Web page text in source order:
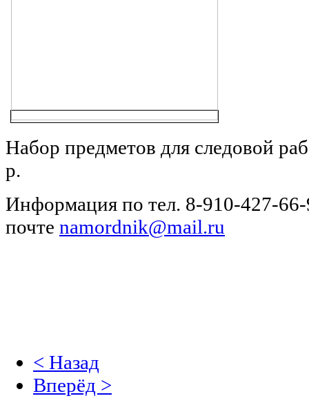
Набор предметов для следовой
р.
Информация по тел. 8-910-427-66-
почте namordnik@mail.ru
< Назад
Вперёд >